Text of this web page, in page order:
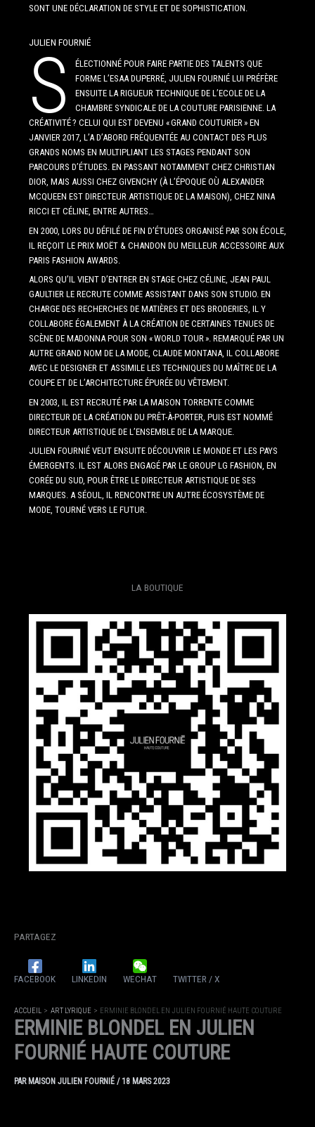
SONT UNE DÉCLARATION DE STYLE ET DE SOPHISTICATION.
JULIEN FOURNIÉ
S
ÉLECTIONNÉ POUR FAIRE PARTIE DES TALENTS QUE
FORME L’ESAA DUPERRÉ, JULIEN FOURNIÉ LUI PRÉFÈRE
ENSUITE LA RIGUEUR TECHNIQUE DE L’ECOLE DE LA
CHAMBRE SYNDICALE DE LA COUTURE PARISIENNE. LA
CRÉATIVITÉ ? CELUI QUI EST DEVENU « GRAND COUTURIER » EN
JANVIER 2017, L’A D’ABORD FRÉQUENTÉE AU CONTACT DES PLUS
GRANDS NOMS EN MULTIPLIANT LES STAGES PENDANT SON
PARCOURS D’ÉTUDES. EN PASSANT NOTAMMENT CHEZ CHRISTIAN
DIOR, MAIS AUSSI CHEZ GIVENCHY (À L’ÉPOQUE OÙ ALEXANDER
MCQUEEN EST DIRECTEUR ARTISTIQUE DE LA MAISON), CHEZ NINA
RICCI ET CÉLINE, ENTRE AUTRES…
EN 2000, LORS DU DÉFILÉ DE FIN D’ÉTUDES ORGANISÉ PAR SON ÉCOLE,
IL REÇOIT LE PRIX MOËT & CHANDON DU MEILLEUR ACCESSOIRE AUX
PARIS FASHION AWARDS.
ALORS QU’IL VIENT D’ENTRER EN STAGE CHEZ CÉLINE, JEAN PAUL
GAULTIER LE RECRUTE COMME ASSISTANT DANS SON STUDIO. EN
CHARGE DES RECHERCHES DE MATIÈRES ET DES BRODERIES, IL Y
COLLABORE ÉGALEMENT À LA CRÉATION DE CERTAINES TENUES DE
SCÈNE DE MADONNA POUR SON « WORLD TOUR ». REMARQUÉ PAR UN
AUTRE GRAND NOM DE LA MODE, CLAUDE MONTANA, IL COLLABORE
AVEC LE DESIGNER ET ASSIMILE LES TECHNIQUES DU MAÎTRE DE LA
COUPE ET DE L’ARCHITECTURE ÉPURÉE DU VÊTEMENT.
EN 2003, IL EST RECRUTÉ PAR LA MAISON TORRENTE COMME
DIRECTEUR DE LA CRÉATION DU PRÊT-À-PORTER, PUIS EST NOMMÉ
DIRECTEUR ARTISTIQUE DE L’ENSEMBLE DE LA MARQUE.
JULIEN FOURNIÉ VEUT ENSUITE DÉCOUVRIR LE MONDE ET LES PAYS
ÉMERGENTS. IL EST ALORS ENGAGÉ PAR LE GROUP LG FASHION, EN
CORÉE DU SUD, POUR ÊTRE LE DIRECTEUR ARTISTIQUE DE SES
MARQUES. A SÉOUL, IL RENCONTRE UN AUTRE ÉCOSYSTÈME DE
MODE, TOURNÉ VERS LE FUTUR.
LA BOUTIQUE
PARTAGEZ
FACEBOOK LINKEDIN WECHAT TWITTER / X
ACCUEIL ART LYRIQUE ERMINIE BLONDEL EN JULIEN FOURNIÉ HAUTE COUTURE
ERMINIE BLONDEL EN JULIEN
FOURNIÉ HAUTE COUTURE
PAR MAISON JULIEN FOURNIÉ /18 MARS 2023